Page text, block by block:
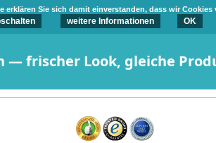
Sie sich damit einverstanden, dass wir
weitere Informationen OK
— frischer Look, gleiche